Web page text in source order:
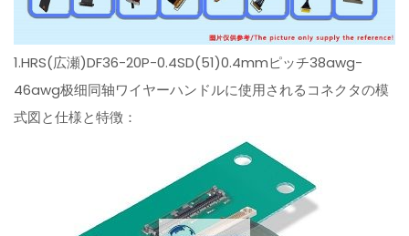
1.HRS(広瀬)DF36-20P-0.4SD(51)0.4mmピッチ38awg-
46awg极细同轴ワイヤーハンドルに使用されるコネクタの模
式図と仕様と特徴：